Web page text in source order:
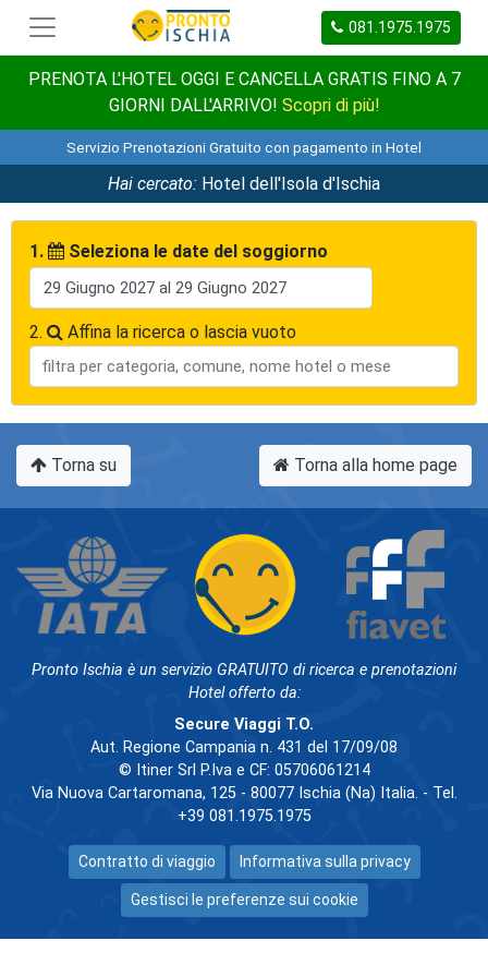
081.1975.1975
PRENOTA L'HOTEL OGGI E CANCELLA GRATIS FINO A 7
GIORNI DALL'ARRIVO! Scopri di più!
Servizio Prenotazioni Gratuito con pagamento in Hotel
Hai cercato: Hotel dell'Isola d'Ischia
1. Seleziona le date del soggiorno
2. Affina la ricerca o lascia vuoto
Torna su Torna alla home page
Pronto Ischia è un servizio GRATUITO di ricerca e prenotazioni
Hotel offerto da:
Secure Viaggi T.O.
Aut. Regione Campania n. 431 del 17/09/08
© Itiner Srl P.Iva e CF: 05706061214
Via Nuova Cartaromana, 125 - 80077 Ischia (Na) Italia. - Tel.
+39 081.1975.1975
Contratto di viaggio Informativa sulla privacy
Gestisci le preferenze sui cookie